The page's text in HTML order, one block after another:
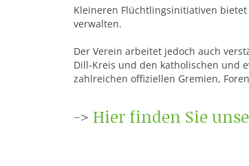
Kleineren Flüchtlingsinitiativen
verwalten.
Der Verein arbeitet jedoch auch
Dill-Kreis und den katholischen und
zahlreichen offiziellen Gremien,
-> Hier finden Sie